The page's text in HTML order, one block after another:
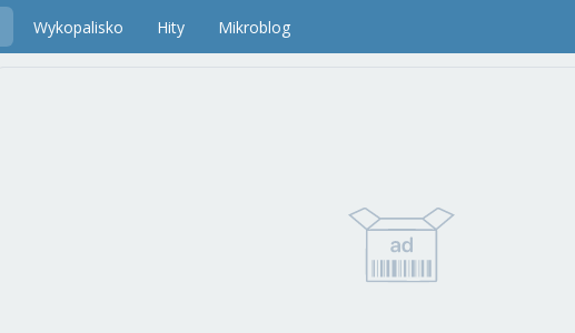
Wykopalisko Hity Mikroblog